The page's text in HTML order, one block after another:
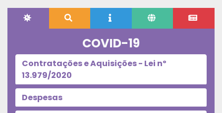
COVID-19
Contratações e Aquisições - Lei nº
13.979/2020
Despesas